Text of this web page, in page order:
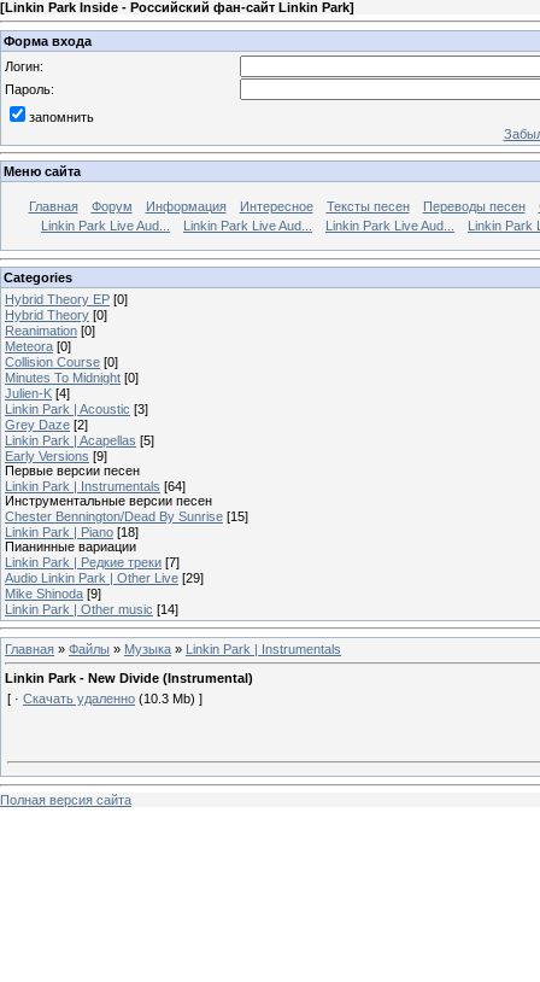
[Linkin Park Inside - Российский фан-сайт Linkin Park]
Форма входа
Логин:
Пароль:
запомнить
Меню сайта
Главная Форум Информация Интересное Тексты песен Переводы песен
Linkin Park Live Aud...
Linkin Park Live Aud... Linkin Park Live Aud... Linkin Park
Categories
Hybrid Theory EP [0]
Hybrid Theory [0]
Reanimation [0]
Meteora [0]
Collision Course [0]
Minutes To Midnight [0]
Julien-K [4]
Linkin Park | Acoustic [3]
Grey Daze [2]
Linkin Park | Acapellas [5]
Early Versions [9]
Первые версии песен
Linkin Park | Instrumentals [64]
Инструментальные версии песен
Chester Bennington/Dead By Sunrise [15]
Linkin Park | Piano [18]
Пианинные вариации
Linkin Park | Редкие треки [7]
Audio Linkin Park | Other Live [29]
Mike Shinoda [9]
Linkin Park | Other music [14]
Главная » Файлы » Музыка » Linkin Park | Instrumentals
Linkin Park - New Divide (Instrumental)
[ · Скачать удаленно (10.3 Mb) ]
Полная версия сайта